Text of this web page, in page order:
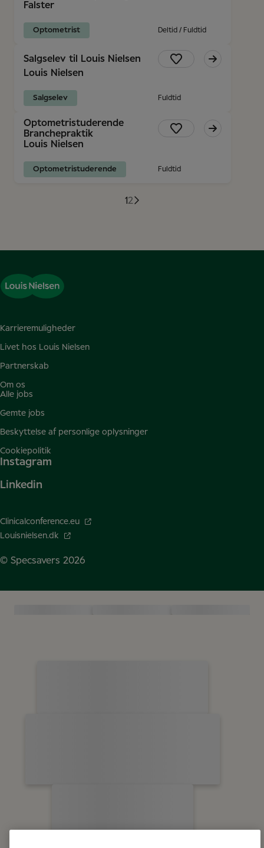
Falster
Deltid / Fuldtid
Optometrist
Salgselev til Louis Nielsen
Louis Nielsen
Fuldtid
Salgselev
Optometristuderende
Branchepraktik
Louis Nielsen
Fuldtid
Optometristuderende
12
Karrieremuligheder
Livet hos Louis Nielsen
Partnerskab
Om os
Alle jobs
Gemte jobs
Beskyttelse af personlige oplysninger
Cookiepolitik
Instagram
Linkedin
Clinicalconference.eu
Louisnielsen.dk
© Specsavers 2026